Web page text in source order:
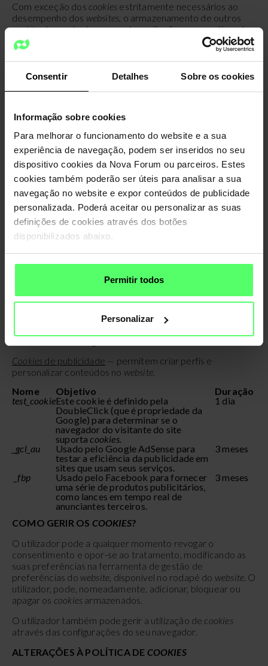
Consentir Detalhes Sobre os cookies
Informação sobre cookies
Para melhorar o funcionamento do website e a sua
experiência de navegação, podem ser inseridos no seu
dispositivo cookies da Nova Forum ou parceiros. Estes
cookies também poderão ser úteis para analisar a sua
navegação no website e expor conteúdos de publicidade
personalizada. Poderá aceitar ou personalizar as suas
definições de cookies através dos botões
disponibilizados abaixo.
Permitir todos
Personalizar
Com exceção dos cookies estritamente necessários ao
desempenho dos websites , o armazenamento de outros
cookiesdependerá sempre da aceitação e consentimento
do utilizador.
QUECOOKIESPRÓPRIOS UTILIZAMOS?
A NOVA FÓRUM utiliza os seguintes
cookiespróprios para
as finalidades a seguir identificadas:
Cookiesestritamente necessários
funcionamento do websitee de todos os serviços
solicitados, mas não executam nenhuma função adicional.
Nome
Objetivo
Duração
CookieConsentEste cookie armazena o estado
de consentimento do cookie do
usuário para o domínio atual.
1 ano
Cookiesanalíticos—fornecem estatísticas sobre a
utilização dowebsite, como as zonas do website mais
navegadas ou com mais cliques.
Nome
_ga_# Usado para enviar dados ao Google
Analytics sobre o dispositivo e
comportamento do visitante. Rastreia o
visitante em vários dispositivos e canais
2 anos
_ga
Usado para enviar dados ao Google
comportamento do visitante. Rastreia o
2 anos
Cookies de publicidade — permitem criar perfis e
personalizar conteúdos no website.
Nome
Objetivo
Duração
test_cookieEste cookie é definido pela
DoubleClick (que é propriedade da
Google) para determinar se o
navegador do visitante do site
suportacookies.
1 dia
_gcl_au
Usado pelo Google AdSense para
testar a eficiência da publicidade em
sites que usam seus serviços.
3 meses
_fbp
Usado pelo Facebook para fornecer
uma série de produtos publicitários,
como lances em tempo real de
anunciantes terceiros.
3 meses
COMO GERIR OS COOKIES?
O utilizador pode a qualquer momento revogar o
consentimento e opor-se ao tratamento, modificando as
suas preferências na ferramenta de gestão de
preferências do website , disponível no rodapé do website. O
utilizador, pode, nomeadamente, adicionar, bloquear ou
apagar os cookies armazenados.
O utilizador também pode gerir a utilização decookies
através das configurações do seu navegador.
ALTERAÇÕES À POLÍTICA DE COOKIES